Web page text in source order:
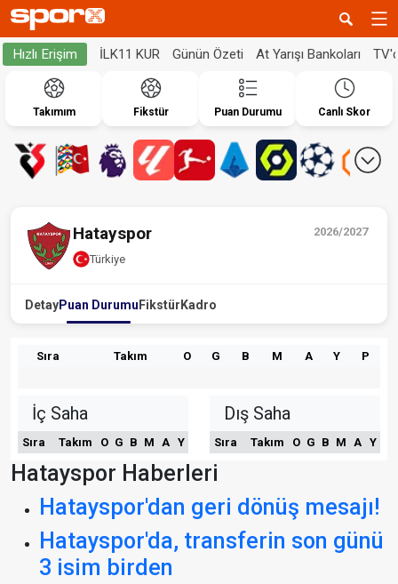
Hızlı Erişim İLK11 KUR Günün Özeti At Yarışı Bankoları
Takımım Fikstür Puan Durumu Canlı Skor
2026/2027
Hatayspor
Türkiye
DetayPuan Durumu Fikstür Kadro
Sıra Takım O G B M A Y P
İç Saha
Sıra Takım O G B M A Y
Dış Saha
Sıra Takım O G B M A Y
Hatayspor Haberleri
Hatayspor'dan geri dönüş mesajı!
Hatayspor'da, transferin son günü
3 isim birden